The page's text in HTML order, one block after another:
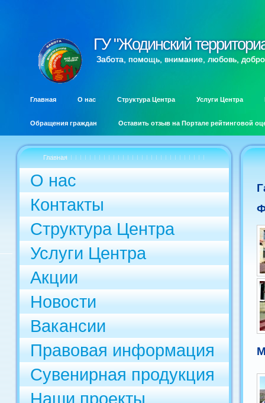
ГУ "Жодинский
ГУ "Жодинский
Забота, помощь, внимание, любовь, добро
Главная О нас Структура Центра Услуги Центра
Обращения граждан Оставить отзыв на Портале рейтинговой
Главная
О нас
Контакты
Структура Центра
Услуги Центра
Акции
Новости
Вакансии
Правовая информация
Сувенирная продукция
Наши проекты